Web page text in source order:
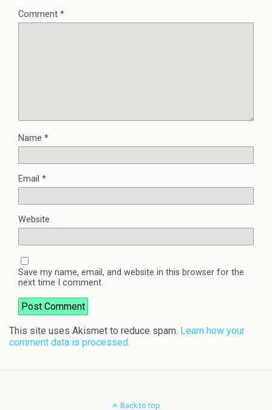
Comment *
Name *
Email *
Website
Save my name, email, and website in this browser for the
next time I comment.
This site uses Akismet to reduce spam. Learn how your
comment data is processed.
Back to top